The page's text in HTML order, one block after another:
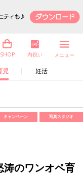
児 妊活
SHOP 内祝い メニュー
キャンペーン 写真スタジオ
涛のワンオペ育